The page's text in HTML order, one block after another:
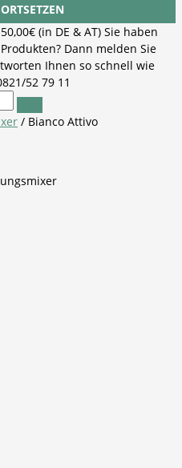
(in DE & AT) Sie haben
Dann melden Sie
Ihnen so schnell wie
52 79 11
/ Bianco Attivo